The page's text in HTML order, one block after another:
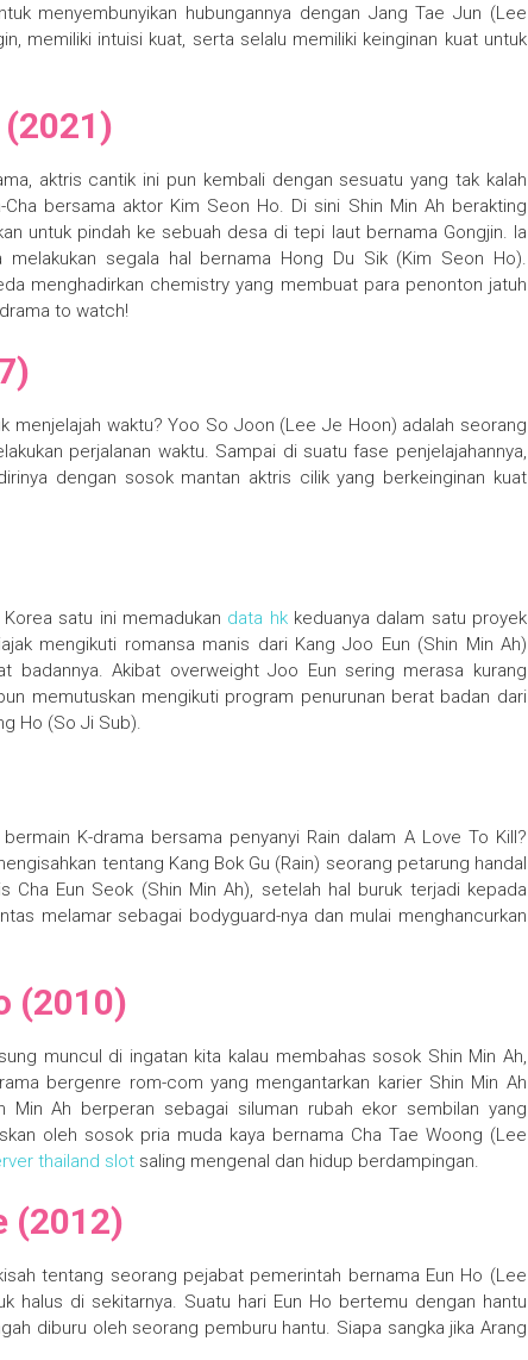
menyembunyikan hubungannya dengan Jang Tae Jun (Lee
memiliki intuisi kuat, serta selalu memiliki keinginan kuat untuk
aktris cantik ini pun kembali dengan sesuatu yang tak kalah
bersama aktor Kim Seon Ho. Di sini Shin Min Ah berakting
untuk pindah ke sebuah desa di tepi laut bernama Gongjin. Ia
segala hal bernama Hong Du Sik (Kim Seon Ho).
menghadirkan chemistry yang membuat para penonton jatuh
to watch!
menjelajah waktu? Yoo So Joon (Lee Je Hoon) adalah seorang
perjalanan waktu. Sampai di suatu fase penjelajahannya,
dengan sosok mantan aktris cilik yang berkeinginan kuat
satu ini memadukan data hkkeduanya dalam satu proyek
mengikuti romansa manis dari Kang Joo Eun (Shin Min Ah)
badannya. Akibat overweight Joo Eun sering merasa kurang
memutuskan mengikuti program penurunan berat badan dari
Ho (So Ji Sub).
K-drama bersama penyanyi Rain dalam A Love To Kill?
tentang Kang Bok Gu (Rain) seorang petarung handal
Eun Seok (Shin Min Ah), setelah hal buruk terjadi kepada
melamar sebagai bodyguard-nya dan mulai menghancurkan
(2010)
muncul di ingatan kita kalau membahas sosok Shin Min Ah,
bergenre rom-com yang mengantarkan karier Shin Min Ah
Min Ah berperan sebagai siluman rubah ekor sembilan yang
oleh sosok pria muda kaya bernama Cha Tae Woong (Lee
thailand slot saling mengenal dan hidup berdampingan.
(2012)
tentang seorang pejabat pemerintah bernama Eun Ho (Lee
halus di sekitarnya. Suatu hari Eun Ho bertemu dengan hantu
diburu oleh seorang pemburu hantu. Siapa sangka jika Arang